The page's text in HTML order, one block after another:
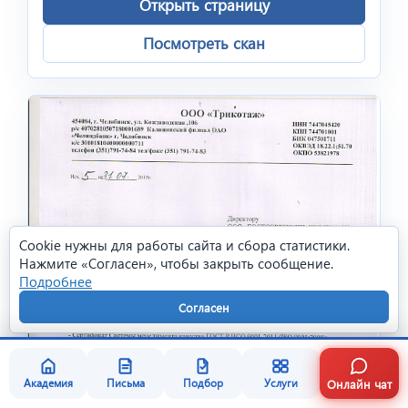
Открыть страницу
Посмотреть скан
Cookie нужны для работы сайта и сбора статистики.
Нажмите «Согласен», чтобы закрыть сообщение.
Подробнее
Согласен
Академия Письма Подбор Услуги Онлайн чат